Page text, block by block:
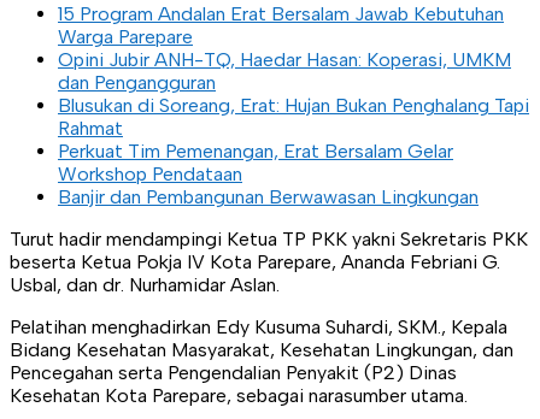
15 Program Andalan Erat Bersalam Jawab Kebutuhan
Warga Parepare
Opini Jubir ANH-TQ, Haedar Hasan: Koperasi, UMKM
dan Pengangguran
Blusukan di Soreang, Erat: Hujan Bukan Penghalang Tapi
Rahmat
Perkuat Tim Pemenangan, Erat Bersalam Gelar
Workshop Pendataan
Banjir dan Pembangunan Berwawasan Lingkungan
Turut hadir mendampingi Ketua TP PKK yakni Sekretaris PKK
beserta Ketua Pokja IV Kota Parepare, Ananda Febriani G.
Usbal, dan dr. Nurhamidar Aslan.
Pelatihan menghadirkan Edy Kusuma Suhardi, SKM., Kepala
Bidang Kesehatan Masyarakat, Kesehatan Lingkungan, dan
Pencegahan serta Pengendalian Penyakit (P2) Dinas
Kesehatan Kota Parepare, sebagai narasumber utama.